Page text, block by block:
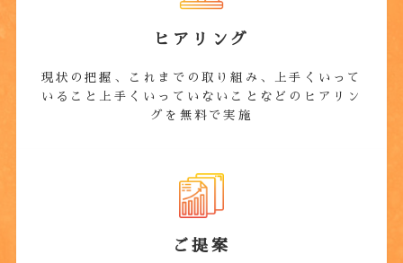
ヒアリング
現状の把握、これまでの取り組み、上手くいって
いること上手くいっていないことなどのヒアリン
グを無料で実施
ご提案